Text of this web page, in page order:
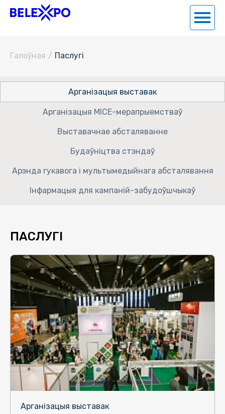
Галоўная / Паслугi
Арганізацыя выставак
Арганізацыя MICE-мерапрыемстваў
Выставачнае абсталяванне
Будаўніцтва стэндаў
Арэнда гукавога і мультымедыйнага абсталявання
Інфармацыя для кампаній-забудоўшчыкаў
ПАСЛУГІ
Арганізацыя выставак